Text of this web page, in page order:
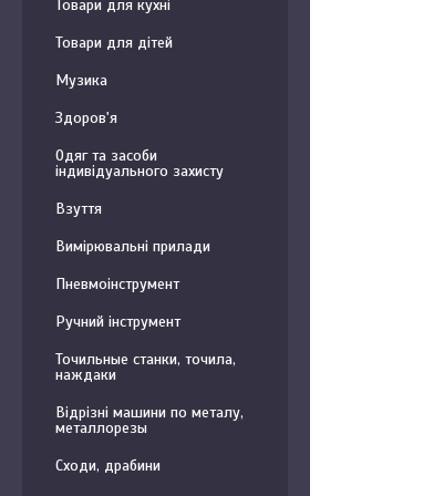
Товари для кухні
Товари для дітей
Музика
Здоров'я
Одяг та засоби
індивідуального захисту
Взуття
Вимірювальні прилади
Пневмоінструмент
Ручний інструмент
Точильные станки, точила,
наждаки
Відрізні машини по металу,
металлорезы
Сходи, драбини